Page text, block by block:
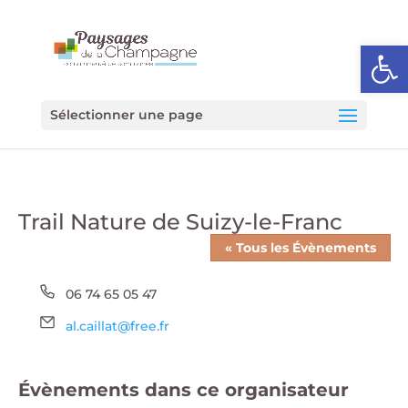
Ouvrir
Sélectionner une page
Trail Nature de Suizy-le-Franc
« Tous les Évènements
Téléphone
06 74 65 05 47
Email
al.caillat@free.fr
Évènements dans ce organisateur